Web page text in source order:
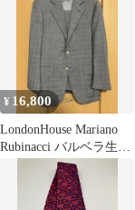
メンズ レディース
¥ 16,800
LondonHouse Mariano
Rubinacci バルベラ生地